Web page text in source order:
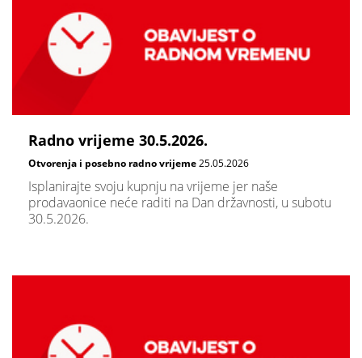
Radno vrijeme 30.5.2026.
Otvorenja i posebno radno vrijeme25.05.2026
Isplanirajte svoju kupnju na vrijeme jer naše
prodavaonice neće raditi na Dan državnosti, u subotu
30.5.2026.